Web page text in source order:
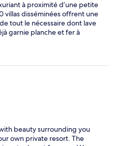
à proximité d’une petite
villas disséminées offrent une
tout le nécessaire dont lave
garnie planche et fer à
est à disposition pour
... Les repas peuvent être
pour la Dominique
personne pour le dîner
activité ni animation au sein
de gym.
beauty surrounding you
own private resort. The